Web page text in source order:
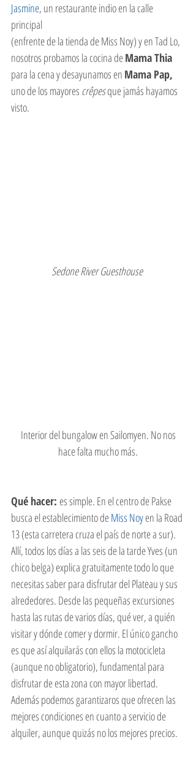
Jasmine, un restaurante indio en la calle
principal
(enfrente de la tienda de Miss Noy) y en Tad Lo,
nosotros probamos la cocina de Mama Thia
para la cena y desayunamos en Mama Pap,
uno de los mayores crêpes que jamás hayamos
visto.
Sedone River Guesthouse
hace falta mucho más.
Qué hacer: es simple. En el centro de Pakse
busca el establecimiento de Miss Noy en la Road
13 (esta carretera cruza el país de norte a sur).
Allí, todos los días a las seis de la tarde Yves (un
chico belga) explica gratuitamente todo lo que
necesitas saber para disfrutar del Plateau y sus
alrededores. Desde las pequeñas excursiones
hasta las rutas de varios días, qué ver, a quién
visitar y dónde comer y dormir. El único gancho
es que así alquilarás con ellos la motocicleta
(aunque no obligatorio), fundamental para
disfrutar de esta zona con mayor libertad.
Además podemos garantizaros que ofrecen las
mejores condiciones en cuanto a servicio de
alquiler, aunque quizás no los mejores precios.